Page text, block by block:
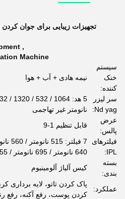
تجهیزات زیبایی برای جوان
,
Machine
سیستم
خنک
کننده:
نیمه هادی + آب + هوا
سر لیزر
Nd yag:
نانومتر غیر تهاجمی
عرض
پالس:
قابل تنظیم 1-9
فیلترهای
IPL:
640 نانومتر / 695 نانومتر / 755 نانوم
بسته
بندی:
کیس آلیاژ آلومینیوم
عملکرد:
پاک کردن تاتو، لایه
کردن پوست، رفع آکنه، رفع